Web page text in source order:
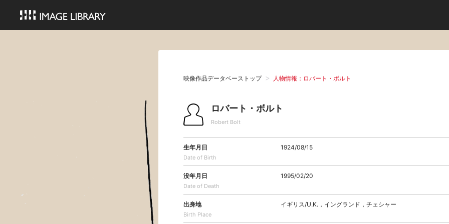
映像作品データベーストップ 人物情報：ロバート・ボルト
ロバート・ボルト
Robert Bolt
生年月日
Date of Birth
1924/08/15
没年月日
Date of Death
1995/02/20
出身地
Birth Place
イギリス/U.K.，イングランド，チェシャー